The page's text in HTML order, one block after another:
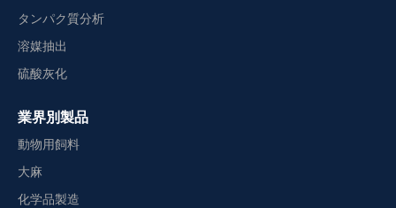
タンパク質分析
溶媒抽出
硫酸灰化
業界別製品
動物用飼料
大麻
化学品製造